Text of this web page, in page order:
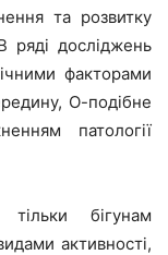
та розвитку
ряді досліджень
факторами
О-подібне
патології
бігунам
активності,